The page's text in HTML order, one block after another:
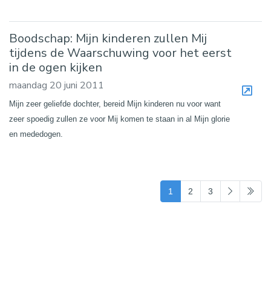
Boodschap: Mijn kinderen zullen Mij
tijdens de Waarschuwing voor het eerst
in de ogen kijken
maandag 20 juni 2011
Mijn zeer geliefde dochter, bereid Mijn kinderen nu voor want
zeer spoedig zullen ze voor Mij komen te staan in al Mijn glorie
en mededogen.
1 (current)
2 3